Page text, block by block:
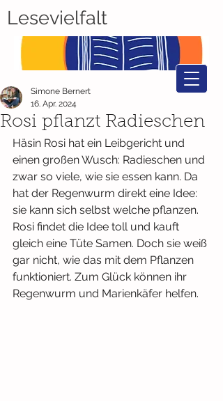
Lesevielfalt
Rosi pflanzt Radieschen
Simone Bernert
16. Apr. 2024
Häsin Rosi hat ein Leibgericht und
einen großen Wusch: Radieschen und
zwar so viele, wie sie essen kann. Da
hat der Regenwurm direkt eine Idee:
sie kann sich selbst welche pflanzen.
Rosi findet die Idee toll und kauft
gleich eine Tüte Samen. Doch sie weiß
gar nicht, wie das mit dem Pflanzen
funktioniert. Zum Glück können ihr
Regenwurm und Marienkäfer helfen.